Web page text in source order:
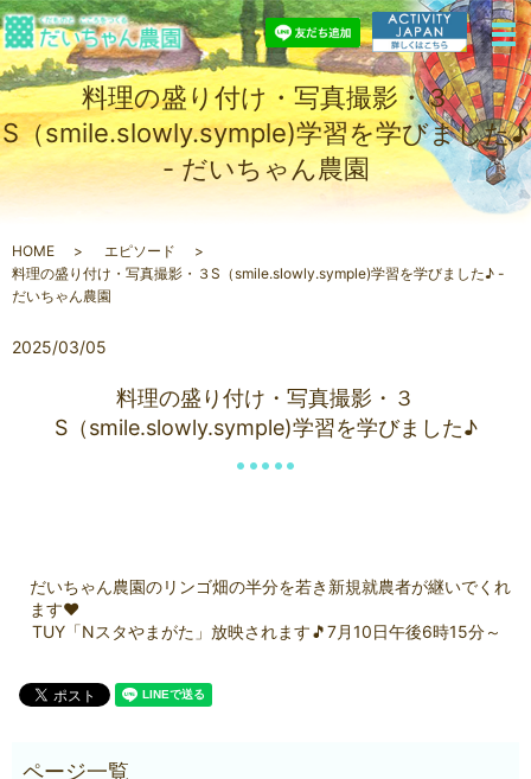
料理の盛り付け・写真撮影・３
S（smile.slowly.symple)学習を学びました♪
- だいちゃん農園
HOME
エピソード
料理の盛り付け・写真撮影・３S（smile.slowly.symple)学習を学びました♪ -
だいちゃん農園
2025/03/05
料理の盛り付け・写真撮影・３
S（smile.slowly.symple)学習を学びました♪
だいちゃん農園のリンゴ畑の半分を若き新規就農者が継いでくれ
ます❤
TUY「Nスタやまがた」放映されます🎵7月10日午後6時15分～